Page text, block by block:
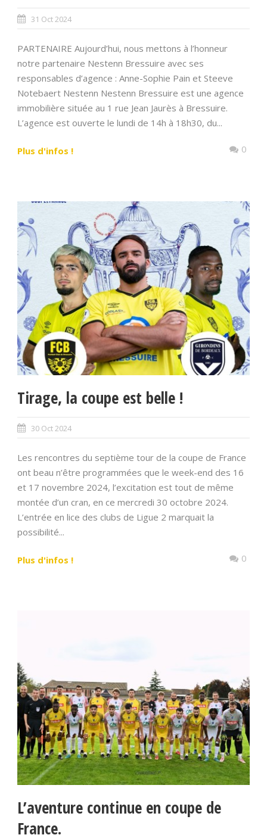
31 Oct 2024
PARTENAIRE Aujourd’hui, nous mettons à l’honneur
notre partenaire Nestenn Bressuire avec ses
responsables d’agence : Anne-Sophie Pain et Steeve
Notebaert Nestenn Nestenn Bressuire est une agence
immobilière située au 1 rue Jean Jaurès à Bressuire.
L’agence est ouverte le lundi de 14h à 18h30, du...
Plus d'infos ! 0
Tirage, la coupe est belle !
30 Oct 2024
Les rencontres du septième tour de la coupe de France
ont beau n’être programmées que le week-end des 16
et 17 novembre 2024, l’excitation est tout de même
montée d’un cran, en ce mercredi 30 octobre 2024.
L’entrée en lice des clubs de Ligue 2 marquait la
possibilité...
Plus d'infos ! 0
L’aventure continue en coupe de
France.